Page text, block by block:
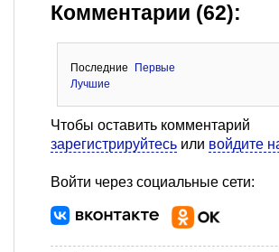
Комментарии (62):
Последние
Первые
Лучшие
Чтобы оставить комментарий
зарегистрируйтесь или войдите
Войти через социальные сети: